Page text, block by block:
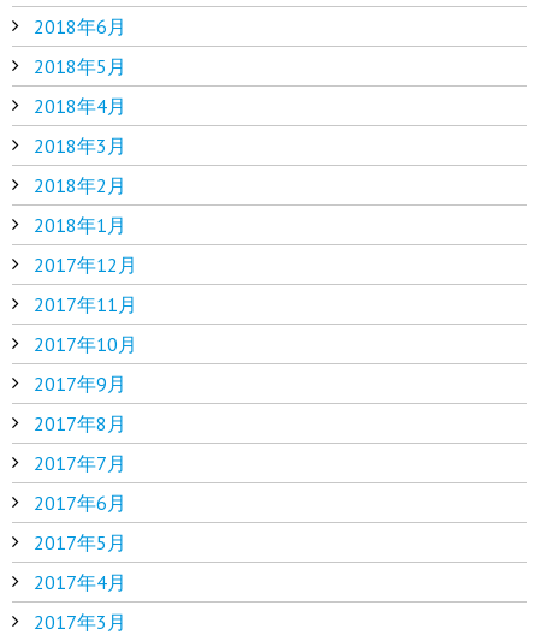
2018年6月
2018年5月
2018年4月
2018年3月
2018年2月
2018年1月
2017年12月
2017年11月
2017年10月
2017年9月
2017年8月
2017年7月
2017年6月
2017年5月
2017年4月
2017年3月